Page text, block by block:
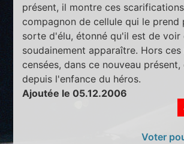
présent, il montre ces
compagnon de cellule qui le prend
sorte d'élu, étonné qu'il est de voir
soudainement apparaître. Hors
censées, dans ce nouveau
depuis l'enfance du héros.
Ajoutée le 05.12.2006
Voter